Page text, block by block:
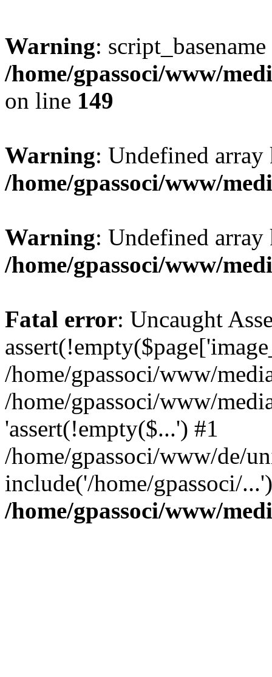
Warning:
/home/gpassoci/www/
on line 149
Warning: Undefined
/home/gpassoci/www/
Warning: Undefined
/home/gpassoci/www/
Fatal error: Uncaught
/home/gpassoci/www/
/home/gpassoci/www/
'assert(!empty($...') #1
/home/gpassoci/www/de/
include('/home/gpassoci/
/home/gpassoci/www/